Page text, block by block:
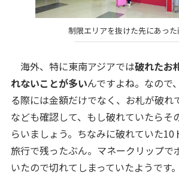
制限エリアを抜けた先にあっ
海外、特に東南アジアでは破れたお
れないことが多いんですよね。なので
る際には金額だけでなく、お札が破れ
なども確認して、もし破れていたらそ
らいましょう。ちなみに破れていた10
旅行で残ったぶん。マネークリップで
いたので切れてしまっていたようです。